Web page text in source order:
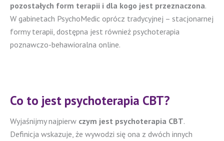
pozostałych form terapii i dla kogo jest przeznaczona.
W gabinetach PsychoMedic oprócz tradycyjnej – stacjonarnej
formy terapii, dostępna jest również psychoterapia
poznawczo-behawioralna online.
Co to jest psychoterapia CBT?
Wyjaśnijmy najpierw czym jest psychoterapia CBT.
Definicja wskazuje, że wywodzi się ona z dwóch innych